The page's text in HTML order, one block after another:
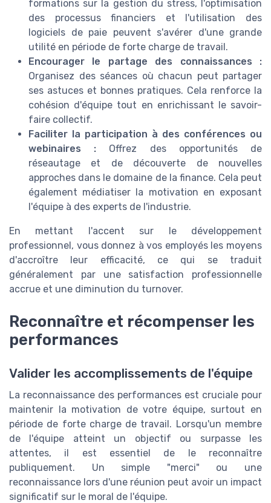
formations sur la gestion du stress, l'optimisation
des processus financiers et l'utilisation des
logiciels de paie peuvent s'avérer d'une grande
utilité en période de forte charge de travail.
Encourager le partage des connaissances :
Organisez des séances où chacun peut partager
ses astuces et bonnes pratiques. Cela renforce la
cohésion d'équipe tout en enrichissant le savoir-
faire collectif.
Faciliter la participation à des conférences ou
webinaires : Offrez des opportunités de
réseautage et de découverte de nouvelles
approches dans le domaine de la finance. Cela peut
également médiatiser la motivation en exposant
l'équipe à des experts de l'industrie.
En mettant l'accent sur le développement
professionnel, vous donnez à vos employés les moyens
d'accroître leur efficacité, ce qui se traduit
généralement par une satisfaction professionnelle
accrue et une diminution du turnover.
Reconnaître et récompenser les
performances
Valider les accomplissements de l'équipe
La reconnaissance des performances est cruciale pour
maintenir la motivation de votre équipe, surtout en
période de forte charge de travail. Lorsqu'un membre
de l'équipe atteint un objectif ou surpasse les
attentes, il est essentiel de le reconnaître
publiquement. Un simple "merci" ou une
reconnaissance lors d'une réunion peut avoir un impact
significatif sur le moral de l'équipe.